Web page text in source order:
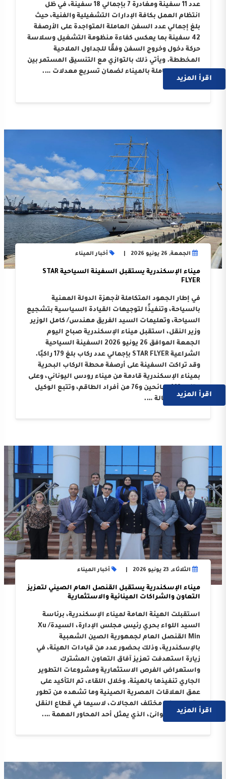
عدد 11 سفينة ومغادرة 7 بإجمالي 18 سفينة، في ظل
انتظام العمل بكافة الإدارات التشغيلية والفنية، حيث
بلغ إجمالي عدد السفن العاملة المتواجدة على الأرصفة
42 سفينة بما يعكس كفاءة منظومة التشغيل وسلاسة
حركة دخول وخروج السفن وفقًا للجداول الملاحية
المخططة. ويأتي ذلك بالتوازي مع التنسيق المستمر بين
الجهات العاملة بالميناء لضمان تسريع معدلات ….
اقرأ المزيد
الجمعة, 26 يونيو 2026 أخبار الميناء
ميناء الإسكندرية يستقبل السفينة السياحية STAR
FLYER
في إطار الجهود المتكاملة لأجهزة الدولة المعنية
بالسياحة، وتنفيذًا لتوجيهات القيادة السياسية بتشجيع
السياحة، وتعليمات السيد الفريق مهندس/ كامل الوزير
وزير النقل، استقبل ميناء الإسكندرية صباح اليوم
الجمعة الموافق 26 يونيو 2026 السفينة السياحية
الشراعية STAR FLYER بإجمالي عدد ركاب بلغ 179 راكبًا.
وقد تراكت السفينة على أرصفة محطة الركاب البحرية
بميناء الإسكندرية قادمة من ميناء رودس اليوناني، وعلى
متنها 103 سائحين و76 من أفراد الطاقم، وتتبع الوكيل
الملاحي “وكالة ….
اقرأ المزيد
الثلاثاء, 23 يونيو 2026 أخبار الميناء
ميناء الإسكندرية يستقبل القنصل العام الصيني لتعزيز
التعاون والشراكات المينائية والاستثمارية
استقبلت الهيئة العامة لميناء الإسكندرية، برئاسة
السيد اللواء بحري رئيس مجلس الإدارة، السيدة/ Xu
Min القنصل العام لجمهورية الصين الشعبية
بالإسكندرية، وذلك بحضور عدد من قيادات الهيئة، في
زيارة استهدفت تعزيز آفاق التعاون المشترك
واستعراض الفرص الاستثمارية ومشروعات التطوير
الجاري تنفيذها بالهيئة. وخلال اللقاء، تم التأكيد على
عمق العلاقات المصرية الصينية وما تشهده من تطور
متواصل في مختلف المجالات، لاسيما في قطاع النقل
البحري والموانئ، الذي يمثل أحد المحاور المهمة ….
اقرأ المزيد